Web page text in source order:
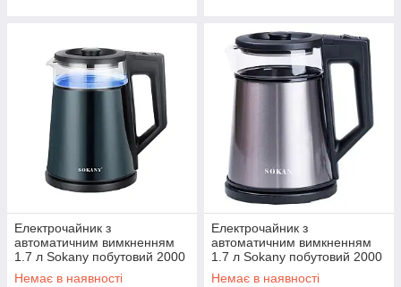
Електрочайник з
автоматичним вимкненням
1.7 л Sokany побутовий 2000
Вт SK-SH-1076B
Немає в наявності
Електрочайник з
автоматичним вимкненням
1.7 л Sokany побутовий 2000
Вт SK-SH-1076G
Немає в наявності